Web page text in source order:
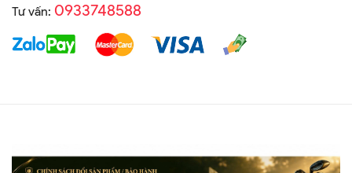
Tư vấn: 0933748588